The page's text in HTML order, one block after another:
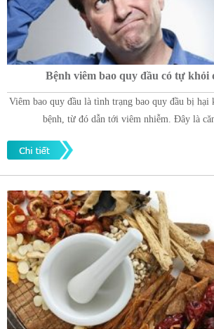
Bệnh viêm bao quy đầu có tự khỏi
Viêm bao quy đầu là tình trạng bao quy đầu bị hại
bệnh, từ đó dẫn tới viêm nhiễm. Đây là